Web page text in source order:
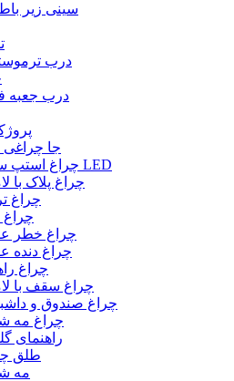
سینی زیر
درب
درب جعبه
جا چراغی
چراغ استپ سوم LED
چراغ پلاک با
چراغ
چراغ
چراغ خطر
چراغ دنده
چراغ
چراغ سقف با
چراغ صندوق و
چراغ مه
راهنمای
طلق
مه